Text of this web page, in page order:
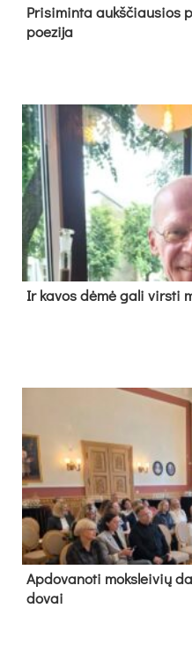
Pri­si­min­ta aukš­čiau­sios
poe­zi­ja
Ir ka­vos dė­mė ga­li virs­ti
Ap­do­va­no­ti moks­lei­vių
do­vai